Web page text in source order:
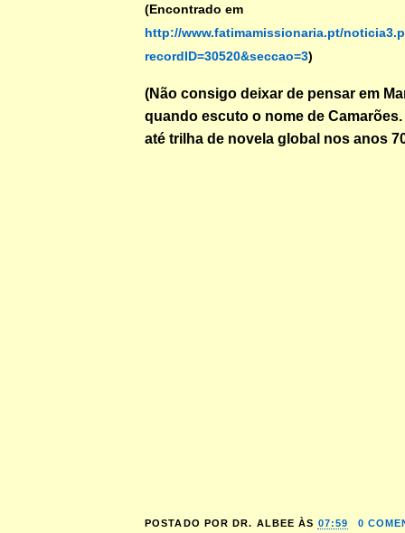
(Encontrado em
http://www.fatimamissionaria.pt/
recordID=30520&seccao=3)
(Não consigo deixar de pensar em
quando escuto o nome de
até trilha de novela global nos anos
POSTADO POR DR. ALBEE ÀS 07:59
0